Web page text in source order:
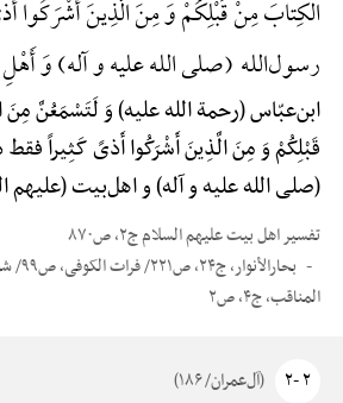
الْکِتابَ مِنْ قَبْلِکُمْ وَ مِنَ الَّذِینَ أَشْرَکُوا
رسول‌الله (صلی الله علیه و آله) وَ
ابن‌عبّاس (رحمة الله علیه) وَ لَتَسْمَعُنَّ مِنَ
قَبْلِکُمْ وَ مِنَ الَّذِینَ أَشْرَکُوا أَذیً کَثِیراً فقط
(صلی الله علیه و آله) و اهل‌بیت (علیهم
تفسیر اهل بیت علیهم السلام ج۲، ص۸۷۰
المناقب، ج۴، ص۲
۲ -۲ (آل‌عمران/ ۱۸۶)